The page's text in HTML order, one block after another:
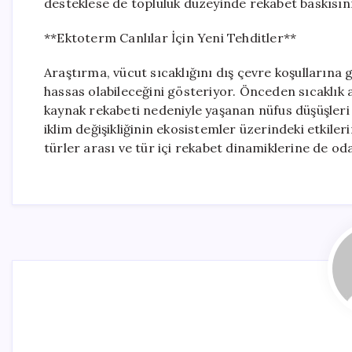
desteklese de topluluk düzeyinde rekabet
**Ektoterm Canlılar İçin Yeni Tehditler**
Araştırma, vücut sıcaklığını dış çevre
hassas olabileceğini gösteriyor. Önceden
kaynak rekabeti nedeniyle yaşanan nüfus
iklim değişikliğinin ekosistemler üzerindeki
türler arası ve tür içi rekabet dinamiklerine de